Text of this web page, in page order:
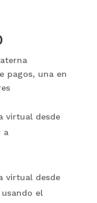
pagos, una en
virtual desde
a
virtual desde
el